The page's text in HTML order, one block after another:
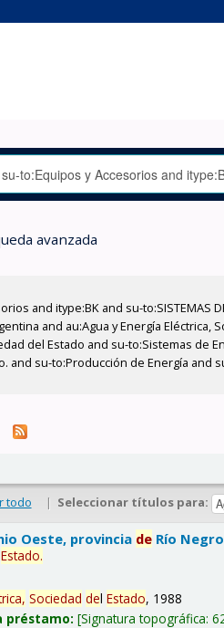
avanzada
and itype:BK and su-to:SISTEMAS
and au:Agua y Energía Eléctrica,
del Estado and su-to:Sistemas de
su-to:Producción de Energía and
todo | Seleccionar títulos para:
Oeste, provincia de Río Negro
Estado.
Sociedad delEstado, 1988
préstamo: Signatura topográfica: